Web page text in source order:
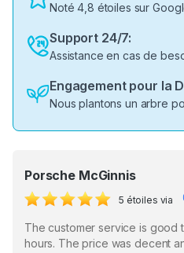
Noté 4,8 étoiles sur
Support 24/7:
Assistance en cas de
Engagement pour la
Nous plantons un arbre
Porsche McGinnis
5 étoiles via
The customer service is good
hours. The price was decent